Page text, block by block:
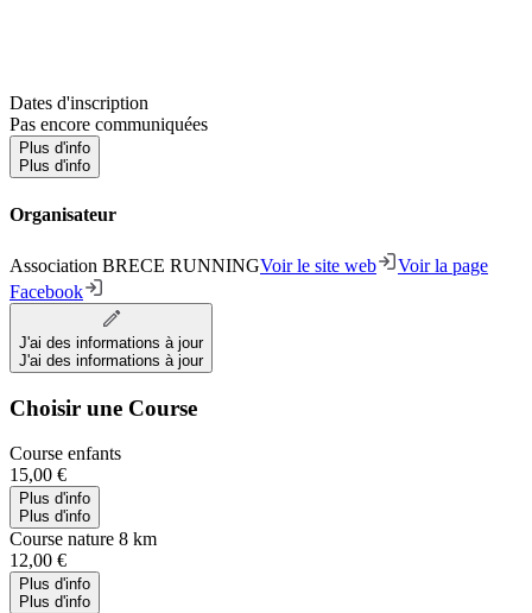
Dates d'inscription
Pas encore communiquées
Plus d'info
Plus d'info
Organisateur
Association BRECE RUNNINGVoir le site web
Voir la page
Facebook
J'ai des informations à jour
J'ai des informations à jour
Choisir une Course
Course enfants
15,00 €
Plus d'info
Plus d'info
Course nature 8 km
12,00 €
Plus d'info
Plus d'info